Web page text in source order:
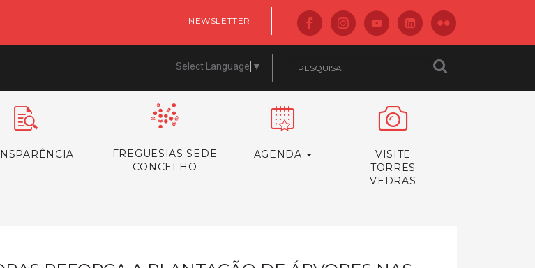
NEWSLETTER
Select Language ▼
FREGUESIAS SEDE
CONCELHO
AGENDA
VISITE
TORRES
VEDRAS